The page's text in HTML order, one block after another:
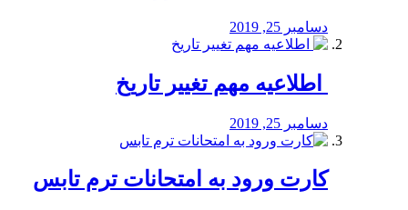
دسامبر 25, 2019
️ اطلاعیه مهم تغییر تاریخ
دسامبر 25, 2019
کارت ورود به امتحانات ترم تابس